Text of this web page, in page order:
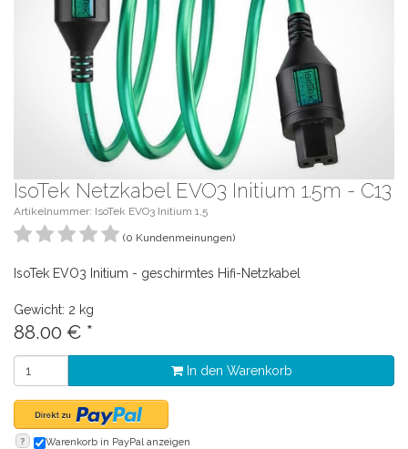
IsoTek Netzkabel EVO3 Initium 1.5m - C13
Artikelnummer: IsoTek EVO3 Initium 1,5
(0 Kundenmeinungen)
IsoTek EVO3 Initium - geschirmtes Hifi-Netzkabel
Gewicht: 2 kg
88.00 € *
In den Warenkorb
? Warenkorb in PayPal anzeigen